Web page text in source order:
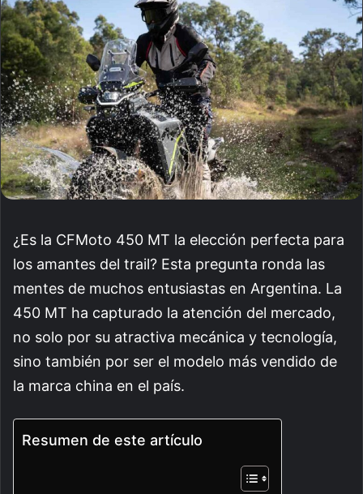
¿Es la CFMoto 450 MT la elección perfecta para
los amantes del trail? Esta pregunta ronda las
mentes de muchos entusiastas en Argentina. La
450 MT ha capturado la atención del mercado,
no solo por su atractiva mecánica y tecnología,
sino también por ser el modelo más vendido de
la marca china en el país.
Resumen de este artículo